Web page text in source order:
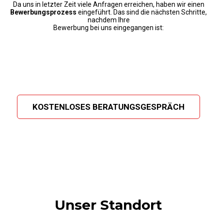
Da uns in letzter Zeit viele Anfragen erreichen, haben wir einen
Bewerbungsprozess eingeführt. Das sind die nächsten Schritte,
nachdem Ihre
Bewerbung bei uns eingegangen ist:
KOSTENLOSES BERATUNGSGESPRÄCH
Unser Standort